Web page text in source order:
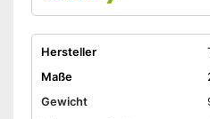
Hersteller
Maße
Gewicht